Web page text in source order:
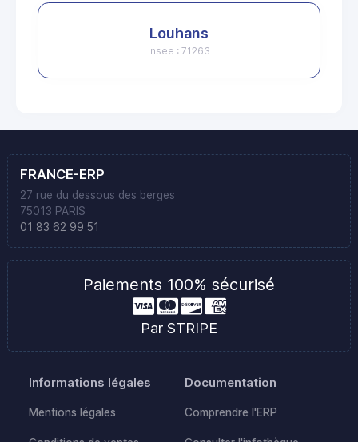
Louhans
Insee : 71263
FRANCE-ERP
27 rue du dessous des berges
75013 PARIS
01 83 62 99 51
Paiements 100% sécurisé
Par STRIPE
Informations légales
Mentions légales
Documentation
Comprendre l'ERP